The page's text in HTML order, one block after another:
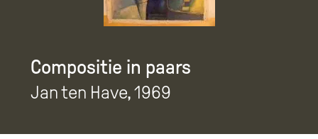
Compositie in paars
Jan ten Have, 1969